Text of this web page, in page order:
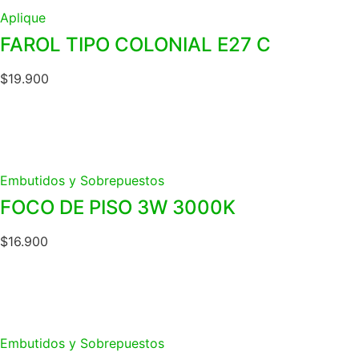
Aplique
FAROL TIPO COLONIAL E27 C
$19.900
Embutidos y Sobrepuestos
FOCO DE PISO 3W 3000K
$16.900
Embutidos y Sobrepuestos